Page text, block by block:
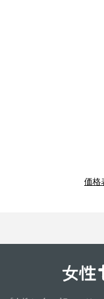
価格